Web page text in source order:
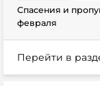
Спасения и
февраля
Перейти в